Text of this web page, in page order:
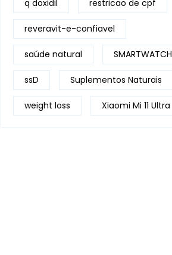
q doxidil restricao de cpf
reveravit-e-confiavel
saúde natural SMARTWATCH
ssD Suplementos Naturais
weight loss Xiaomi Mi 11 Ultra